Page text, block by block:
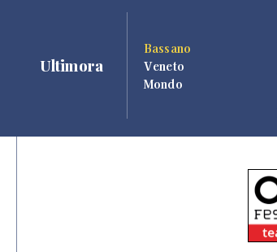
Ultimora
Bassano
Veneto
Mondo